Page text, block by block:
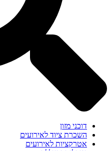
דוכני מזון
השכרת ציוד לאירועים
אטרקציות לאירועים